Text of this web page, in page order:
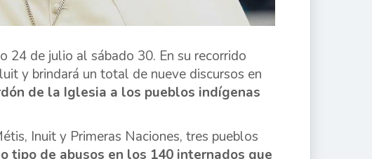
24 de julio al sábado 30. En su recorrido
y brindará un total de nueve discursos en
de la Iglesia a los pueblos indígenas
Inuit y Primeras Naciones, tres pueblos
tipo de abusos en los 140 internados que